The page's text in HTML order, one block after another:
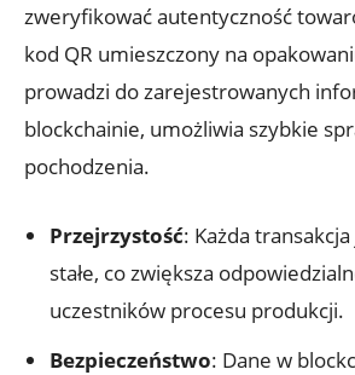
zweryfikować autentyczność
kod QR umieszczony na
prowadzi ‌do zarejestrowanych
blockchainie, umożliwia szybkie
pochodzenia.
Przejrzystość:‍ Każda
stałe, co zwiększa
uczestników procesu produkcji.
Bezpieczeństwo: Dane w